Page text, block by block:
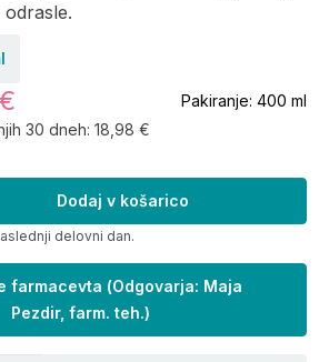
odrasle.
Pakiranje: 400 ml
30 dneh: 18,98 €
Dodaj v košarico
delovni dan.
farmacevta (Odgovarja: Maja
Pezdir, farm. teh.)